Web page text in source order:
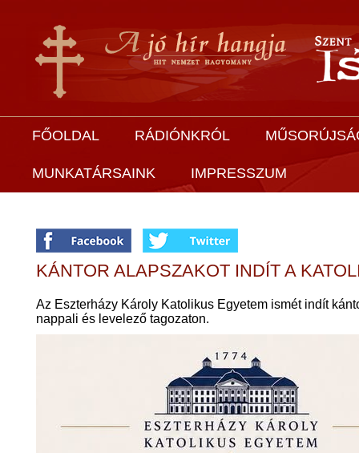
FŐOLDAL RÁDIÓNKRÓL
MUNKATÁRSAINK IMPRESSZUM
KÁNTOR ALAPSZAKOT INDÍT A
Az Eszterházy Károly Katolikus Egyetem ismét indít
nappali és levelező tagozaton.